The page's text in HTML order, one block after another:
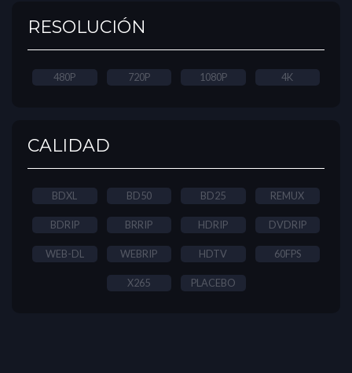
RESOLUCIÓN
480P 720P 1080P 4K
CALIDAD
BDXL BD50 BD25 REMUX
BDRIP BRRIP HDRIP DVDRIP
WEB-DL WEBRIP HDTV 60FPS
X265 PLACEBO